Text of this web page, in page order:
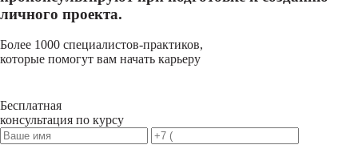
личного проекта.
Более 1000 специалистов-практиков,
которые помогут вам начать карьеру
Бесплатная
консультация по курсу